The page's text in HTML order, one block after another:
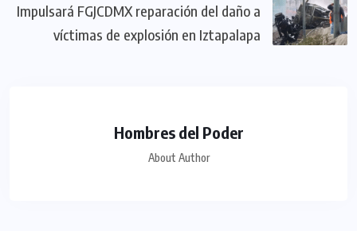
Impulsará FGJCDMX reparación del daño a
víctimas de explosión en Iztapalapa
Hombres del Poder
About Author